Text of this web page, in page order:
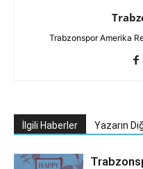
Trabzonspor Amerika
İlgili Haberler Yazarın